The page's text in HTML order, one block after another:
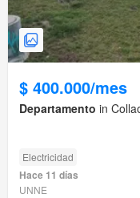
$ 400.000/mes
Departamento in
Electricidad
Hace 11 días
UNNE